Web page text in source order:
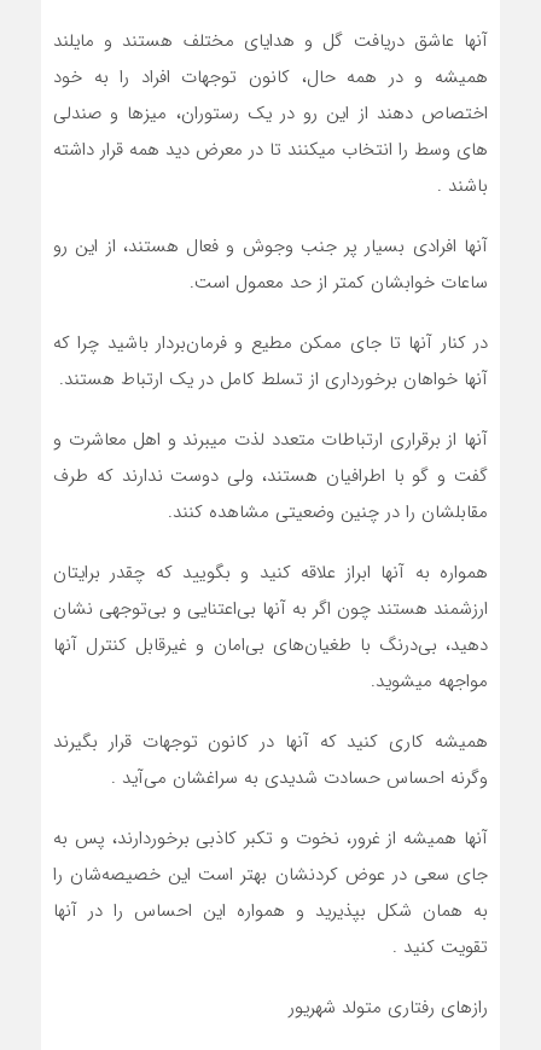
آنها عاشق دريافت گل و هداياي مختلف هستند و مايلند
هميشه و در همه حال، کانون توجهات افراد را به خود
اختصاص دهند از اين رو در يک رستوران، ميزها و صندلی
هاي وسط را انتخاب میکنند تا در معرض ديد همه قرار داشته
باشند .
آنها افرادي بسيار پر جنب وجوش و فعال هستند، از اين رو
ساعات خوابشان کمتر از حد معمول است.
در کنار آنها تا جاي ممکن مطيع و فرمان‌بردار باشيد چرا که
آنها خواهان برخورداري از تسلط کامل در يک ارتباط هستند.
آنها از برقراري ارتباطات متعدد لذت ميبرند و اهل معاشرت و
گفت و گو با اطرافيان هستند، ولي دوست ندارند که طرف
مقابلشان را در چنين وضعيتي مشاهده کنند.
همواره به آنها ابراز علاقه کنيد و بگوييد که چقدر برايتان
ارزشمند هستند چون اگر به آنها بي‌اعتنايي و بی‌توجهي نشان
دهيد، بي‌درنگ با طغيان‌هاي بي‌امان و غيرقابل کنترل آنها
مواجهه ميشويد.
هميشه کاري کنيد که آنها در کانون توجهات قرار بگيرند
وگرنه احساس حسادت شديدي به سراغشان مي‌آيد .
آنها هميشه از غرور، نخوت و تکبر کاذبي برخوردارند، پس به
جاي سعي در عوض کردنشان بهتر است اين خصيصه‌شان را
به همان شکل بپذيريد و همواره اين احساس را در آنها
تقويت کنيد .
رازهای رفتاری متولد شهریور